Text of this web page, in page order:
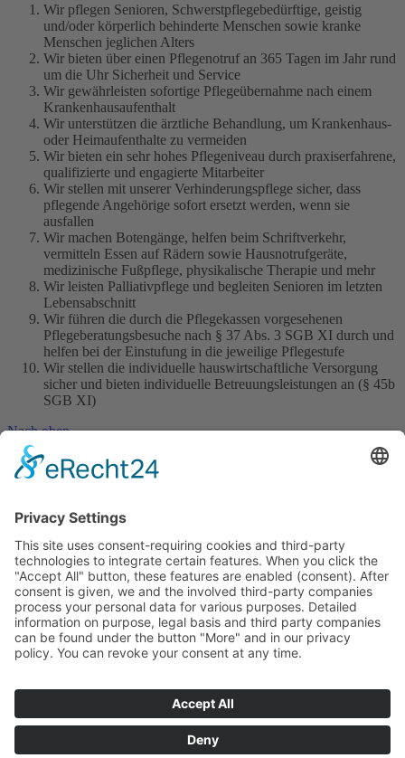
Wir pflegen Senioren, Schwerstpflegebedürftige, geistig
und/oder körperlich behinderte Menschen sowie kranke
Menschen jeglichen Alters
Wir bieten über einen Pflegenotruf an 365 Tagen im Jahr rund
um die Uhr Sicherheit und Service
Wir gewährleisten sofortige Pflegeübernahme nach einem
Krankenhausaufenthalt
Wir unterstützen die ärztliche Behandlung, um Krankenhaus-
oder Heimaufenthalte zu vermeiden
Wir bieten ein sehr hohes Pflegeniveau durch praxiserfahrene,
qualifizierte und engagierte Mitarbeiter
Wir stellen mit unserer Verhinderungspflege sicher, dass
pflegende Angehörige sofort ersetzt werden, wenn sie
ausfallen
Wir machen Botengänge, helfen beim Schriftverkehr,
vermitteln Essen auf Rädern sowie Hausnotrufgeräte,
medizinische Fußpflege, physikalische Therapie und mehr
Wir leisten Palliativpflege und begleiten Senioren im letzten
Lebensabschnitt
Wir führen die durch die Pflegekassen vorgesehenen
Pflegeberatungsbesuche nach § 37 Abs. 3 SGB XI durch und
helfen bei der Einstufung in die jeweilige Pflegestufe
Wir stellen die individuelle hauswirtschaftliche Versorgung
sicher und bieten individuelle Betreuungsleistungen an (§ 45b
SGB XI)
Nach oben
© 2020 VISITA Soziale Dienstleistungen GmbH
Impressum / Anbieterkennzeichnung|Datenschutzerklärung
Sämtliche Texte, Abbildungen, Grafiken, Bilder und Inhalte sind
Eigentum des Unternehmens VISITA. Eine Weiterverwendung oder
Nutzung dieser - geschäftlich und privat - ist ausdrücklich nicht
gestattet. Inhalte dürfen aus informativen Zwecken lediglich
zwischengespeichert werden.
VISITA Soziale Dienstleistungen GmbH • Kiebitzheide 1-3 • D-
Pflege / Hauswirtschaft / Allgemein:Telefon 0541 971440 •